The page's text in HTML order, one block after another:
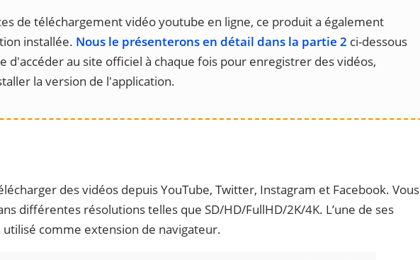
de téléchargement vidéo youtube en ligne, ce produit a également
installée. Nous le présenterons en détail dans la partie 2 ci-dessous
d'accéder au site officiel à chaque fois pour enregistrer des vidéos,
la version de l'application.
des vidéos depuis YouTube, Twitter, Instagram et Facebook. Vous
différentes résolutions telles que SD/HD/FullHD/2K/4K. L’une de ses
comme extension de navigateur.